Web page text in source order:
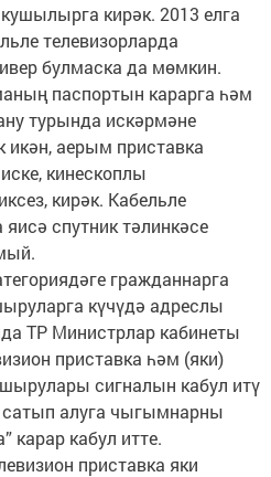
кирәк. 2013 елга
телевизорларда
булмаска да мөмкин.
паспортын карарга һәм
турында искәрмәне
икән, аерым приставка
кинескоплы
кирәк. Кабельле
спутник тәлинкәсе
гражданнарга
күчүдә адреслы
ТР Министрлар кабинеты
приставка һәм (яки)
сигналын кабул итү
сатып алуга чыгымнарны
карар кабул итте.
приставка яки